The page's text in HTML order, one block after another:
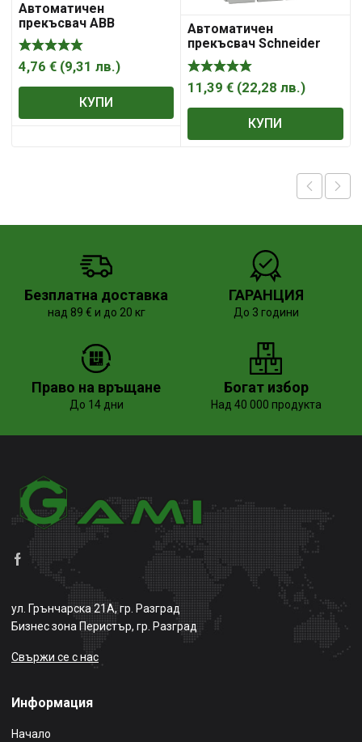
Автоматичен
прекъсвач ABB
еднополюсен за DIN
шина 6A, 230V, 6kA, 1P
SH201- C6
4,76 € (9,31 лв.)
КУПИ
Автоматичен
прекъсвач Schneider
Electric триполюсен за
DIN шина крива C 25A,
400V, 6kA, 3P Easy 9
11,39€ (22,28лв.)
КУПИ
Безплатна доставка
над 89 € и до 20 кг
ГАРАНЦИЯ
До 3 години
Право на връщане
До 14 дни
Богат избор
Над 40 000 продукта
ул. Грънчарска 21А, гр. Разград
Бизнес зона Перистър, гр. Разград
Свържи се с нас
Информация
Начало